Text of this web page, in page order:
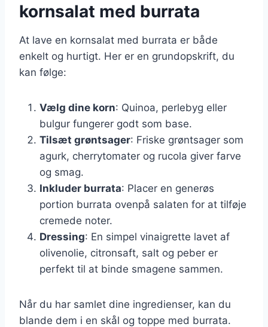
kornsalat med burrata
At lave en kornsalat med burrata er både
enkelt og hurtigt. Her er en grundopskrift, du
kan følge:
Vælg dine korn: Quinoa, perlebyg eller
bulgur fungerer godt som base.
Tilsæt grøntsager: Friske grøntsager som
agurk, cherrytomater og rucola giver farve
og smag.
Inkluder burrata: Placer en generøs
portion burrata ovenpå salaten for at tilføje
cremede noter.
Dressing: En simpel vinaigrette lavet af
olivenolie, citronsaft, salt og peber er
perfekt til at binde smagene sammen.
Når du har samlet dine ingredienser, kan du
blande dem i en skål og toppe med burrata.